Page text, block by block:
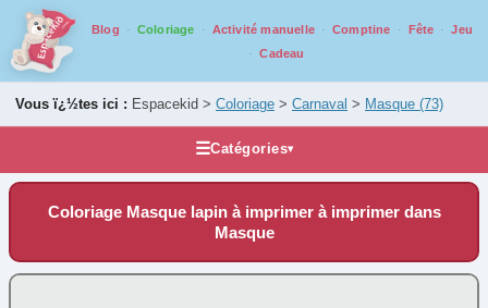
Blog Coloriage Activité manuelle Comptine Fête
Jeu
Cadeau
Vous ï¿½tes ici : Espacekid > Coloriage > Carnaval > Masque (73)
☰Catégories▾
Les coloriages
Alphabet
Coloriage Masque lapin à imprimer à imprimer dans
Masque